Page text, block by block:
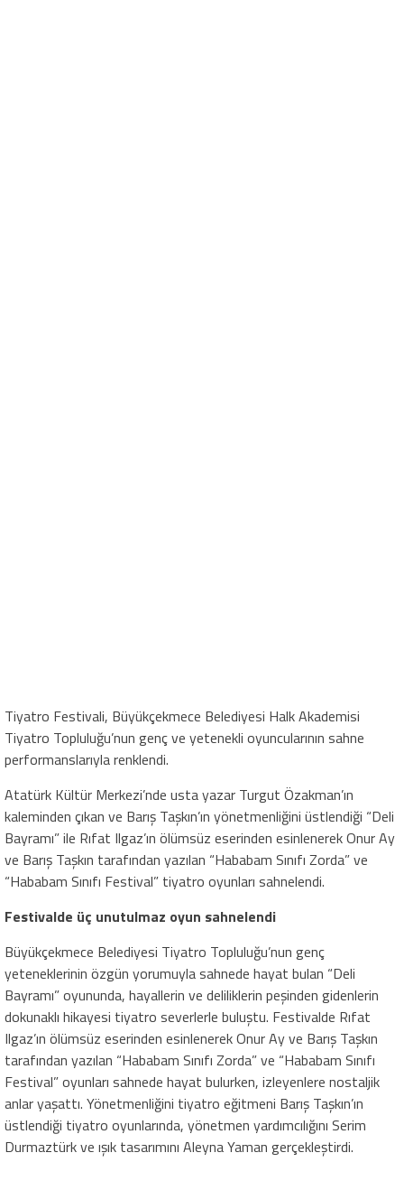
Tiyatro Festivali, Büyükçekmece Belediyesi Halk Akademisi
Tiyatro Topluluğu’nun genç ve yetenekli oyuncularının sahne
performanslarıyla renklendi.
Atatürk Kültür Merkezi’nde usta yazar Turgut Özakman’ın
kaleminden çıkan ve Barış Taşkın’ın yönetmenliğini üstlendiği “Deli
Bayramı” ile Rıfat Ilgaz’ın ölümsüz eserinden esinlenerek Onur Ay
ve Barış Taşkın tarafından yazılan “Hababam Sınıfı Zorda” ve
“Hababam Sınıfı Festival” tiyatro oyunları sahnelendi.
Festivalde üç unutulmaz oyun sahnelendi
Büyükçekmece Belediyesi Tiyatro Topluluğu’nun genç
yeteneklerinin özgün yorumuyla sahnede hayat bulan “Deli
Bayramı” oyununda, hayallerin ve deliliklerin peşinden gidenlerin
dokunaklı hikayesi tiyatro severlerle buluştu. Festivalde Rıfat
Ilgaz’ın ölümsüz eserinden esinlenerek Onur Ay ve Barış Taşkın
tarafından yazılan “Hababam Sınıfı Zorda” ve “Hababam Sınıfı
Festival” oyunları sahnede hayat bulurken, izleyenlere nostaljik
anlar yaşattı. Yönetmenliğini tiyatro eğitmeni Barış Taşkın’ın
üstlendiği tiyatro oyunlarında, yönetmen yardımcılığını Serim
Durmaztürk ve ışık tasarımını Aleyna Yaman gerçekleştirdi.